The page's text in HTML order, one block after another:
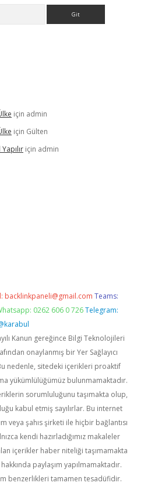
için admin
için Gülten
için admin
backlinkpaneli@gmail.com Teams:
0262 606 0 726 Telegram:
Kanun gereğince Bilgi Teknolojileri
onaylanmış bir Yer Sağlayıcı
nedenle, sitedeki içerikleri proaktif
yükümlülüğümüz bulunmamaktadır.
sorumluluğunu taşımakta olup,
kabul etmiş sayılırlar. Bu internet
veya şahıs şirketi ile hiçbir bağlantısı
kendi hazırladığımız makaleler
içerikler haber niteliği taşımamakta
paylaşım yapılmamaktadır.
benzerlikleri tamamen tesadüfidir.